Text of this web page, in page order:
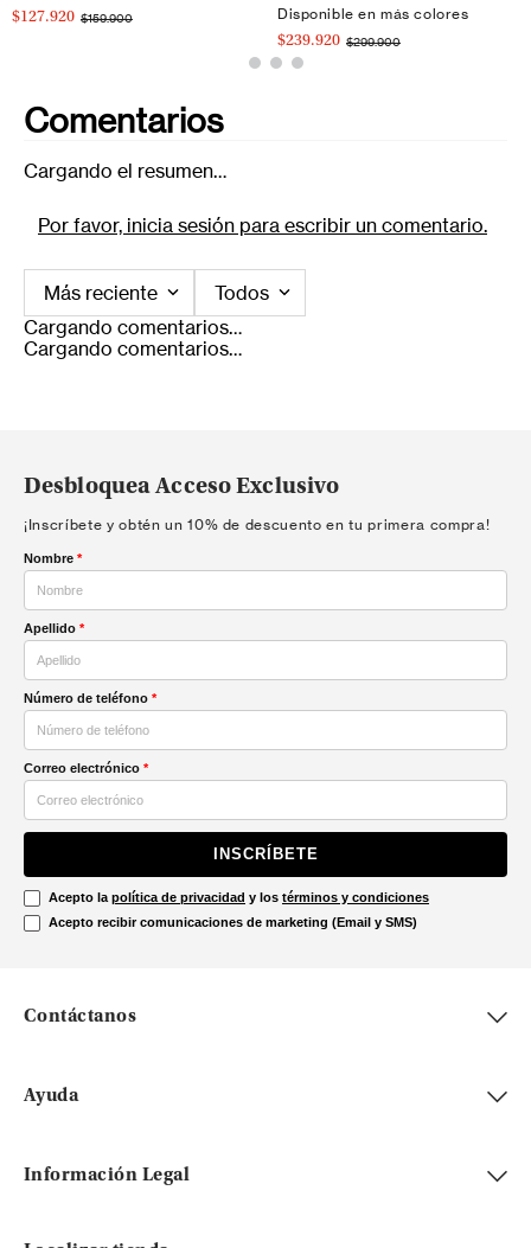
$127.920 $159.900 Disponible en más colores
$239.920 $299.900
Comentarios
Cargando el resumen…
Por favor, inicia sesión para escribir un comentario.
Más reciente
Todos
Cargando comentarios…
Cargando comentarios…
Desbloquea Acceso Exclusivo
¡Inscríbete y obtén un 10% de descuento en tu primera compra!
Nombre *
Apellido *
Número de teléfono *
Correo electrónico *
INSCRÍBETE
Acepto la política de privacidad y los términos y condiciones
Acepto recibir comunicaciones de marketing (Email y SMS)
Contáctanos
Ayuda
Información Legal